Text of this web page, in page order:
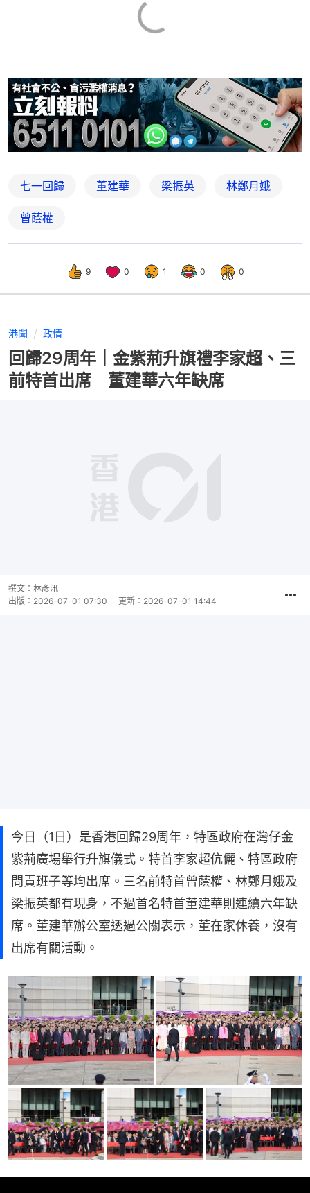
七一回歸 董建華 梁振英 林鄭月娥
曾蔭權
9 0 1 0 0
港聞 政情
回歸29周年｜金紫荊升旗禮李家超、三
前特首出席 董建華六年缺席
撰文： 林彥汛
出版： 2026-07-01 07:30 更新： 2026-07-01 14:44
今日（1日）是香港回歸29周年，特區政府在灣仔金
紫荊廣場舉行升旗儀式。特首李家超伉儷、特區政府
問責班子等均出席。三名前特首曾蔭權、林鄭月娥及
梁振英都有現身，不過首名特首董建華則連續六年缺
席。董建華辦公室透過公關表示，董在家休養，沒有
出席有關活動。